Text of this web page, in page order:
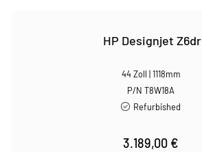
HP Designjet Z6dr
44 Zoll | 1118mm
P/N T8W18A
Refurbished
3.189,00 €